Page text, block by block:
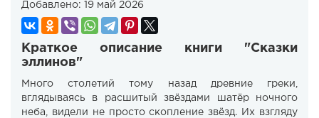
Добавлено: 19 май 2026
Краткое описание книги "Сказки
эллинов"
Много столетий тому назад древние греки,
вглядываясь в расшитый звёздами шатёр ночного
неба, видели не просто скопление звёзд. Их взгляду